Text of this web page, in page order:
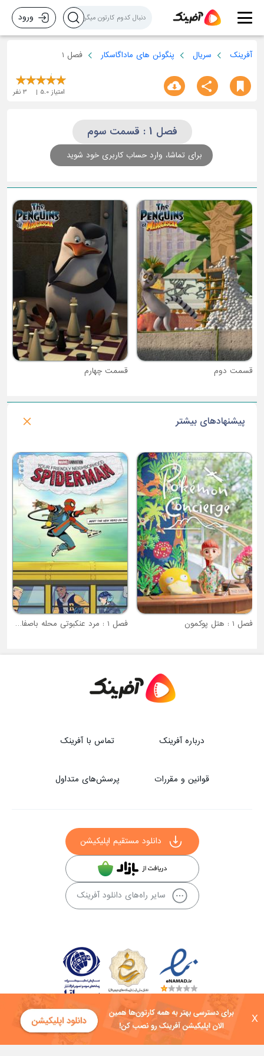
X
ورود
آفرینک سریال پنگوئن های ماداگاسکار فصل 1
امتیاز 5.0
3 نفر
فصل 1 : قسمت سوم
برای تماشا، وارد حساب کاربری خود شوید
قسمت دوم قسمت چهارم
پیشنهادهای بیشتر
فصل 1 : هتل پوکمون فصل 1 : مرد عنکبوتی محله باصفای شما
درباره آفرینک تماس با آفرینک
قوانین و مقررات پرسش‌های متداول
دانلود مستقیم اپلیکیشن
سایر راه‌های دانلود آفرینک
کلیه حقوق این سایت به شرکت توسعه فناوی هفت آسمان توکان تعلق دارد و